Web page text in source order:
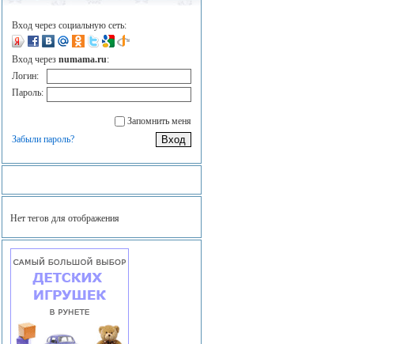
Вход через социальную сеть:
Вход через numama.ru:
Логин:
Пароль:
Запомнить меня
Забыли пароль?
Нет тегов для отображения